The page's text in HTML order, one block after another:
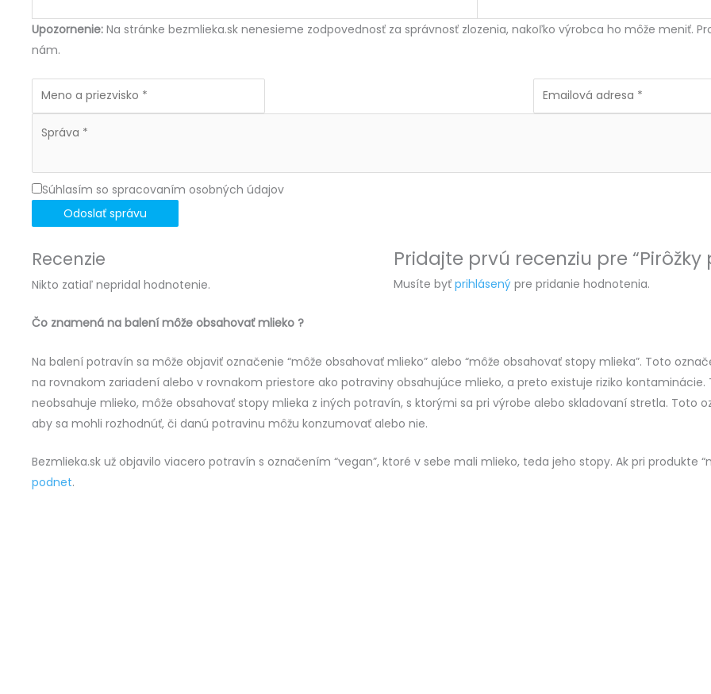
Upozornenie: Na stránke bezmlieka.sk nenesieme zodpovednosť za správnosť zlozenia, nakoľko výrobca ho môže meniť.
nám.
Súhlasím so spracovaním osobných údajov
Odoslať správu
Recenzie
Nikto zatiaľ nepridal hodnotenie.
Pridajte prvú recenziu pre
Musíte byť prihlásený pre pridanie hodnotenia.
Čo znamená na balení môže obsahovať mlieko ?
Na balení potravín sa môže objaviť označenie “môže obsahovať mlieko” alebo “môže obsahovať stopy mlieka”. Toto
na rovnakom zariadení alebo v rovnakom priestore ako potraviny obsahujúce mlieko, a preto existuje riziko
neobsahuje mlieko, môže obsahovať stopy mlieka z iných potravín, s ktorými sa pri výrobe alebo skladovaní stretla. Toto
aby sa mohli rozhodnúť, či danú potravinu môžu konzumovať alebo nie.
Bezmlieka.sk už objavilo viacero potravín s označením “vegan”, ktoré v sebe mali mlieko, teda jeho stopy. Ak pri produkte
podnet.